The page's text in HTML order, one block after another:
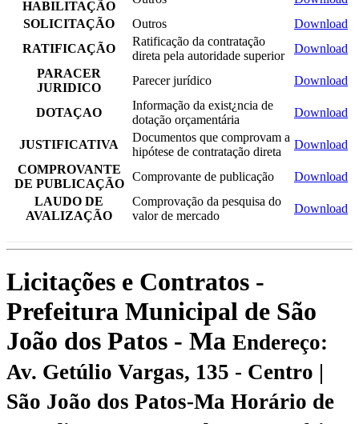
HABILITAÇÃO
SOLICITAÇÃO
Outros
Download
RATIFICAÇÃO
Ratificação da contratação
direta pela autoridade superior
Download
PARACER
JURIDICO
Parecer jurídico Download
DOTAÇAO
Informação da exist¿ncia de
dotação orçamentária
Download
JUSTIFICATIVA
Documentos que comprovam a
hipótese de contratação direta
Download
COMPROVANTE
DE PUBLICAÇÃO
Comprovante de publicação
Download
LAUDO DE
AVALIZAÇÃO
Comprovação da pesquisa do
valor de mercado
Download
Licitações e Contratos -
Prefeitura Municipal de São
João dos Patos - Ma Endereço:
Av. Getúlio Vargas, 135 - Centro |
São João dos Patos-Ma Horário de